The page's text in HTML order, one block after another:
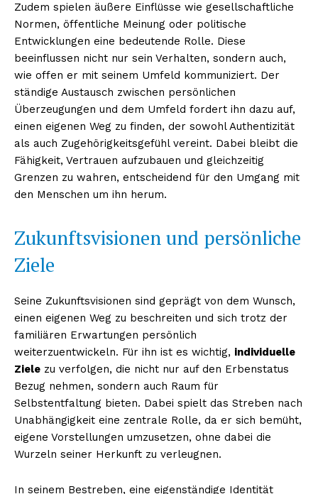
Zudem spielen äußere Einflüsse wie gesellschaftliche
Normen, öffentliche Meinung oder politische
Entwicklungen eine bedeutende Rolle. Diese
beeinflussen nicht nur sein Verhalten, sondern auch,
wie offen er mit seinem Umfeld kommuniziert. Der
ständige Austausch zwischen persönlichen
Überzeugungen und dem Umfeld fordert ihn dazu auf,
einen eigenen Weg zu finden, der sowohl Authentizität
als auch Zugehörigkeitsgefühl vereint. Dabei bleibt die
Fähigkeit, Vertrauen aufzubauen und gleichzeitig
Grenzen zu wahren, entscheidend für den Umgang mit
den Menschen um ihn herum.
Zukunftsvisionen und persönliche
Ziele
Seine Zukunftsvisionen sind geprägt von dem Wunsch,
einen eigenen Weg zu beschreiten und sich trotz der
familiären Erwartungen persönlich
weiterzuentwickeln. Für ihn ist es wichtig, individuelle
Ziele zu verfolgen, die nicht nur auf den Erbenstatus
Bezug nehmen, sondern auch Raum für
Selbstentfaltung bieten. Dabei spielt das Streben nach
Unabhängigkeit eine zentrale Rolle, da er sich bemüht,
eigene Vorstellungen umzusetzen, ohne dabei die
Wurzeln seiner Herkunft zu verleugnen.
In seinem Bestreben, eine eigenständige Identität